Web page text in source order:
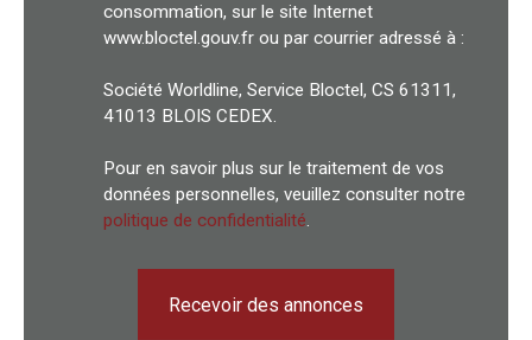
consommation, sur le site Internet
www.bloctel.gouv.fr ou par courrier adressé à :
Société Worldline, Service Bloctel, CS 61311,
41013 BLOIS CEDEX.
Pour en savoir plus sur le traitement de vos
données personnelles, veuillez consulter notre
politique de confidentialité.
Recevoir des annonces